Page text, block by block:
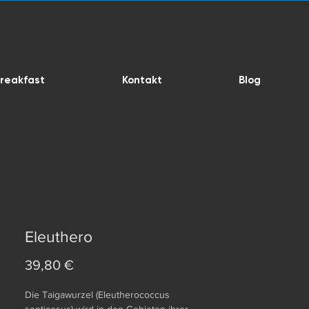
Kontakt Blog
Eleuthero
39,80 €
Die Taigawurzel (Eleutherococcus